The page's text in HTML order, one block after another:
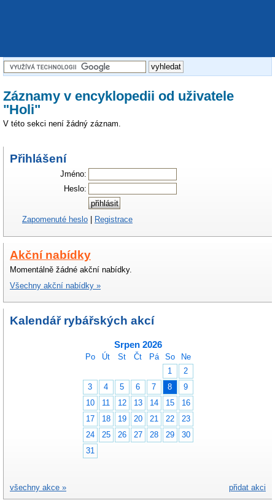
Záznamy v encyklopedii od uživatele
"Holi"
V této sekci není žádný záznam.
Přihlášení
Jméno:
Heslo:
Zapomenuté heslo Registrace
Akční nabídky
Momentálně žádné akční nabídky.
Všechny akční nabídky »
Kalendář rybářských akcí
Srpen 2026
Po Út St Čt Pá So
Ne
1
2
3
4 5 6 7 8
9
10
11 12 13 14 15
16
17
18 19 20 21 22
23
24
25 26 27 28 29
30
31
přidat akci
všechny akce »